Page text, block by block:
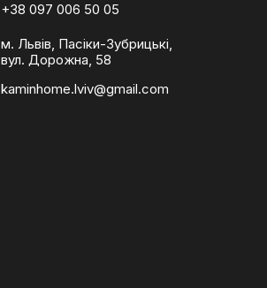
+38 097 006 50 05
м. Львів, Пасіки-Зубрицькі,
вул. Дорожна, 58
kaminhome.lviv@gmail.com